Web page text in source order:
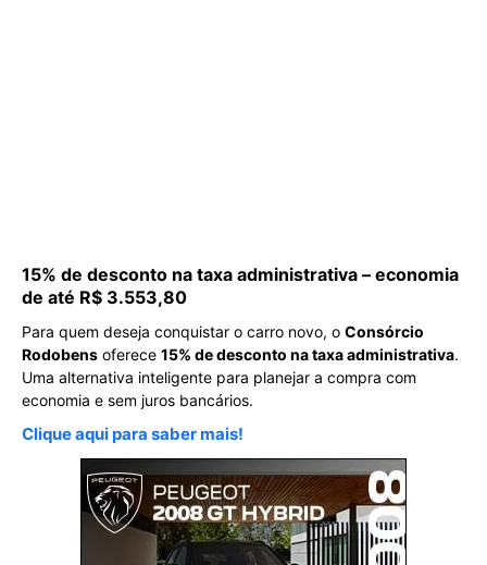
15% de desconto na taxa administrativa – economia
de até R$ 3.553,80
Para quem deseja conquistar o carro novo, o Consórcio
Rodobens oferece 15% de desconto na taxa administrativa.
Uma alternativa inteligente para planejar a compra com
economia e sem juros bancários.
Clique aqui para saber mais!